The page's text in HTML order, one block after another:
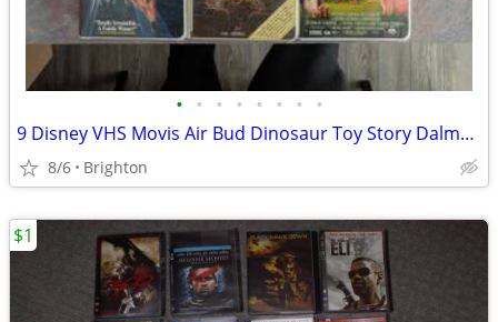
• • • • • • • •
9 Disney VHS Movis Air Bud Dinosaur Toy Story Dalmatians Fantasia Tarz
8/6 Brighton
$1